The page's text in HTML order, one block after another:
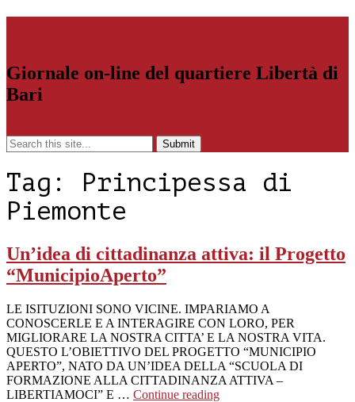
Giornale on-line del quartiere Libertà di
Bari
Tag: Principessa di
Piemonte
Un’idea di cittadinanza attiva: il Progetto
“MunicipioAperto”
LE ISITUZIONI SONO VICINE. IMPARIAMO A
CONOSCERLE E A INTERAGIRE CON LORO, PER
MIGLIORARE LA NOSTRA CITTA’ E LA NOSTRA VITA.
QUESTO L’OBIETTIVO DEL PROGETTO “MUNICIPIO
APERTO”, NATO DA UN’IDEA DELLA “SCUOLA DI
FORMAZIONE ALLA CITTADINANZA ATTIVA –
LIBERTIAMOCI” E … Continue reading